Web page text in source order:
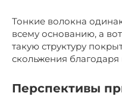
Тонкие волокна
всему основанию, а
такую структуру
скольжения
Перспективы